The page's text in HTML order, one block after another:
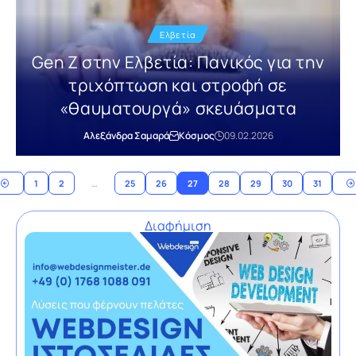
Ελβετία
Gen Z στην Ελβετία: Πανικός για την
τριχόπτωση και στροφή σε
«θαυματουργά» σκευάσματα
Αλεξάνδρα Σαμαρά Κόσμος 09.02.2026
1 2 … 25 26 27 28 29 30 31
Διαφήμιση